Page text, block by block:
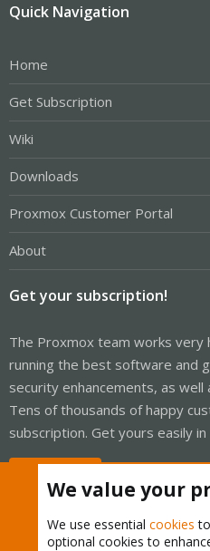
Quick Navigation
Home
Get Subscription
Wiki
Downloads
Proxmox Customer Portal
About
Get your subscription!
The Proxmox team works very
running the best software and
security enhancements, as
Tens of thousands of happy
subscription. Get yours easily
We value your
We use essential cookies
optional cookies to